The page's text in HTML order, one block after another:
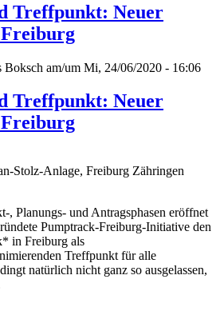
Treffpunkt: Neuer
Boksch am/um Mi, 24/06/2020 - 16:06
Treffpunkt: Neuer
Stolz-Anlage, Freiburg Zähringen
, Planungs- und Antragsphasen eröffnet
Pumptrack-Freiburg-Initiative den
in Freiburg als
Treffpunkt für alle
natürlich nicht ganz so ausgelassen,